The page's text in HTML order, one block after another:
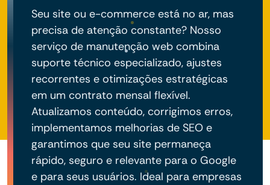
Seu site ou e-commerce está no ar, mas
precisa de atenção constante? Nosso
serviço de manutenção web combina
suporte técnico especializado, ajustes
recorrentes e otimizações estratégicas
em um contrato mensal flexível.
Atualizamos conteúdo, corrigimos erros,
implementamos melhorias de SEO e
garantimos que seu site permaneça
rápido, seguro e relevante para o Google
e para seus usuários. Ideal para empresas